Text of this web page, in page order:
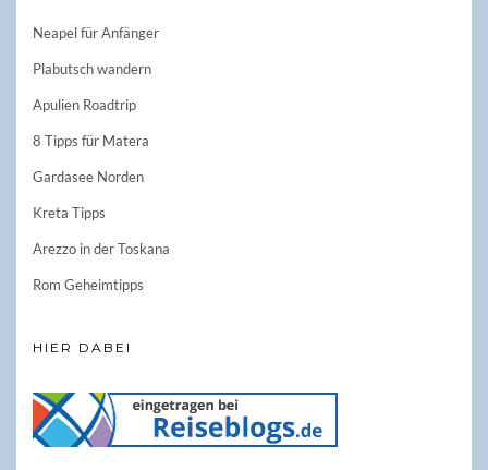
Neapel für Anfänger
Plabutsch wandern
Apulien Roadtrip
8 Tipps für Matera
Gardasee Norden
Kreta Tipps
Arezzo in der Toskana
Rom Geheimtipps
HIER DABEI